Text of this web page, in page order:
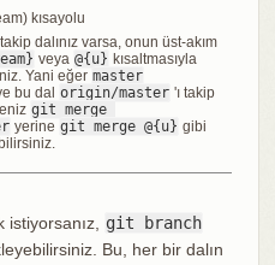
kısayolu
dalınız varsa, onun üst-akım
veya @{u} kısaltmasıyla
Yani eğer master
bu dal origin/master 'ı takip
git merge
yerine git merge @{u} gibi
istiyorsanız, git branch
Bu, her bir dalın